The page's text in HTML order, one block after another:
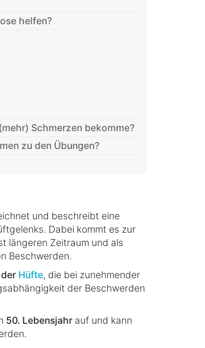
helfen?
Schmerzen bekomme?
zu den Übungen?
und beschreibt eine
Dabei kommt es zur
längeren Zeitraum und als
Beschwerden.
Hüfte, die bei zunehmender
der Beschwerden
50. Lebensjahr auf und kann